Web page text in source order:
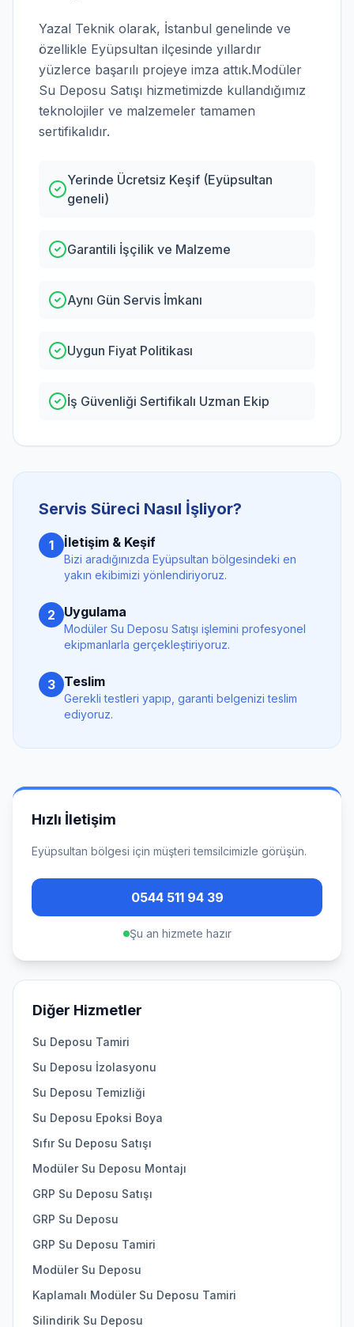
Yazal Teknik olarak, İstanbul genelinde ve
özellikle Eyüpsultan ilçesinde yıllardır
yüzlerce başarılı projeye imza attık.Modüler
Su Deposu Satışı hizmetimizde kullandığımız
teknolojiler ve malzemeler tamamen
sertifikalıdır.
Yerinde Ücretsiz Keşif (Eyüpsultan
geneli)
Garantili İşçilik ve Malzeme
Aynı Gün Servis İmkanı
Uygun Fiyat Politikası
İş Güvenliği Sertifikalı Uzman Ekip
Servis Süreci Nasıl İşliyor?
1 İletişim & Keşif
Bizi aradığınızda Eyüpsultan bölgesindeki en
yakın ekibimizi yönlendiriyoruz.
2 Uygulama
Modüler Su Deposu Satışı işlemini profesyonel
ekipmanlarla gerçekleştiriyoruz.
3 Teslim
Gerekli testleri yapıp, garanti belgenizi teslim
ediyoruz.
Hızlı İletişim
Eyüpsultan bölgesi için müşteri temsilcimizle görüşün.
0544 511 94 39
Şu an hizmete hazır
Diğer Hizmetler
Su Deposu Tamiri
Su Deposu İzolasyonu
Su Deposu Temizliği
Su Deposu Epoksi Boya
Sıfır Su Deposu Satışı
Modüler Su Deposu Montajı
GRP Su Deposu Satışı
GRP Su Deposu
GRP Su Deposu Tamiri
Modüler Su Deposu
Kaplamalı Modüler Su Deposu Tamiri
Silindirik Su Deposu